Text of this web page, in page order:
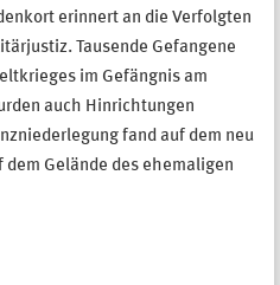
erinnert an die Verfolgten
Tausende Gefangene
im Gefängnis am
auch Hinrichtungen
fand auf dem neu
Gelände des ehemaligen